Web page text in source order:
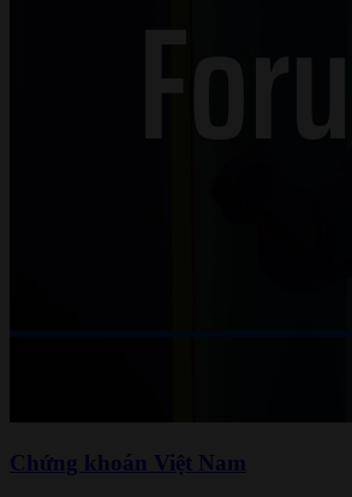
Chứng khoán Việt Nam